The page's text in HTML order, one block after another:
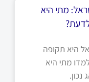
מתי היא
היא תקופה
מתי היא